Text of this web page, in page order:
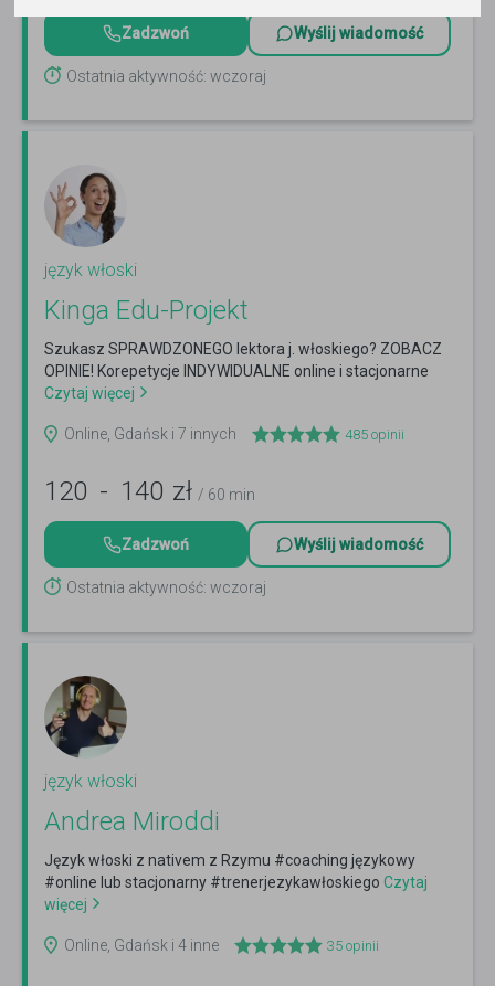
Zadzwoń Wyślij wiadomość
Ostatnia aktywność: wczoraj
język włoski
Kinga Edu-Projekt
Szukasz SPRAWDZONEGO lektora j. włoskiego? ZOBACZ
OPINIE! Korepetycje INDYWIDUALNE online i stacjonarne
Czytaj więcej
Online, Gdańsk i 7 innych 485 opinii
120 - 140 zł / 60 min
Zadzwoń Wyślij wiadomość
Ostatnia aktywność: wczoraj
język włoski
Andrea Miroddi
Język włoski z nativem z Rzymu #coaching językowy
#online lub stacjonarny #trenerjezykawłoskiego Czytaj
więcej
Online, Gdańsk i 4 inne 35 opinii